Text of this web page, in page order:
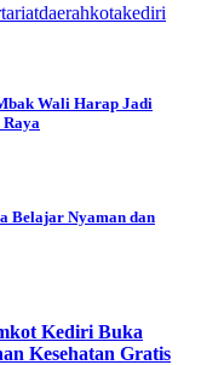
Wali Harap Jadi
Belajar Nyaman dan
Kediri Buka
Kesehatan Gratis